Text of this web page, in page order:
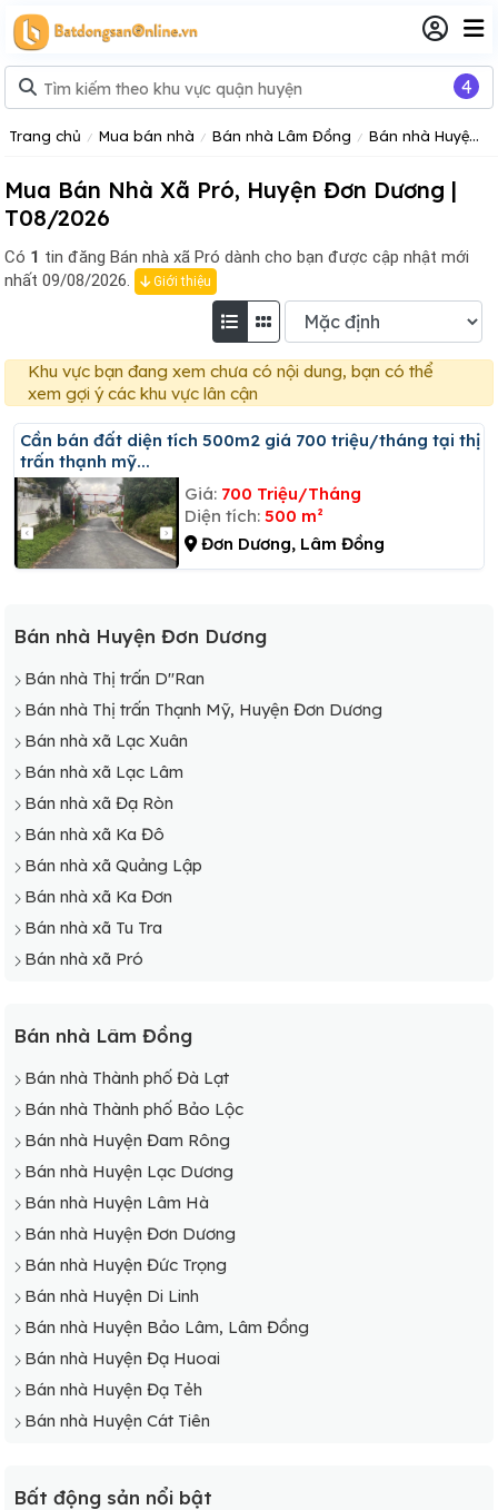
Trang chủ Mua bán nhà Bán nhà Lâm Đồng Bán nhà Huyện Đơn Dương
Mua Bán Nhà Xã Pró, Huyện Đơn Dương |
T08/2026
Có 1 tin đăng Bán nhà xã Pró dành cho bạn được cập nhật mới
nhất 09/08/2026.
Giới thiệu
Khu vực bạn đang xem chưa có nội dung, bạn có thể
xem gợi ý các khu vực lân cận
Cần bán đất diện tích 500m2 giá 700 triệu/tháng tại thị
trấn thạnh mỹ...
Giá: 700 Triệu/Tháng
Diện tích: 500 m²
Đơn Dương, Lâm Đồng
Bán nhà Huyện Đơn Dương
Bán nhà Thị trấn D"Ran
Bán nhà Thị trấn Thạnh Mỹ, Huyện Đơn Dương
Bán nhà xã Lạc Xuân
Bán nhà xã Lạc Lâm
Bán nhà xã Đạ Ròn
Bán nhà xã Ka Đô
Bán nhà xã Quảng Lập
Bán nhà xã Ka Đơn
Bán nhà xã Tu Tra
Bán nhà xã Pró
Bán nhà Lâm Đồng
Bán nhà Thành phố Đà Lạt
Bán nhà Thành phố Bảo Lộc
Bán nhà Huyện Đam Rông
Bán nhà Huyện Lạc Dương
Bán nhà Huyện Lâm Hà
Bán nhà Huyện Đơn Dương
Bán nhà Huyện Đức Trọng
Bán nhà Huyện Di Linh
Bán nhà Huyện Bảo Lâm, Lâm Đồng
Bán nhà Huyện Đạ Huoai
Bán nhà Huyện Đạ Tẻh
Bán nhà Huyện Cát Tiên
Bất động sản nổi bật
4